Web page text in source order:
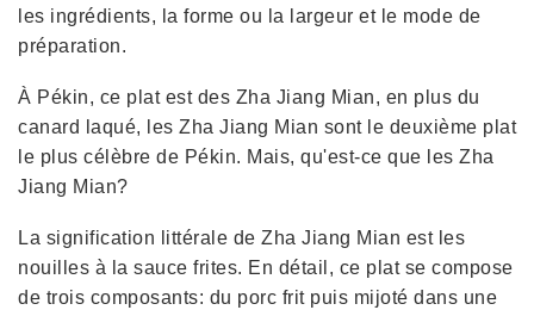
les ingrédients, la forme ou la largeur et le mode de
préparation.
À Pékin, ce plat est des Zha Jiang Mian, en plus du
canard laqué, les Zha Jiang Mian sont le deuxième plat
le plus célèbre de Pékin. Mais, qu'est-ce que les Zha
Jiang Mian?
La signification littérale de Zha Jiang Mian est les
nouilles à la sauce frites. En détail, ce plat se compose
de trois composants: du porc frit puis mijoté dans une